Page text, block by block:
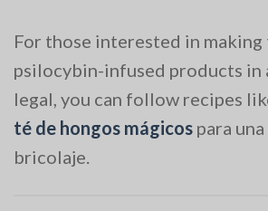
For those interested in
psilocybin-infused products in
legal, you can follow recipes
té de hongos mágicos para
bricolaje.